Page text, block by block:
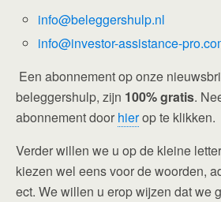
info@beleggershulp.nl
info@investor-assistance-
Een abonnement op onze
beleggershulp, zijn 100% gratis.
abonnement door hierop te klikken.
Verder willen we u op de kleine
kiezen wel eens voor de woorden,
ect. We willen u erop wijzen dat we